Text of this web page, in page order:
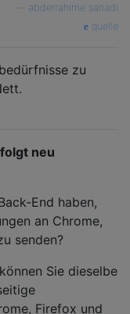
abderrahime sanadi
quelle
zu
neu
End haben,
an Chrome,
senden?
können Sie dieselbe
Firefox und